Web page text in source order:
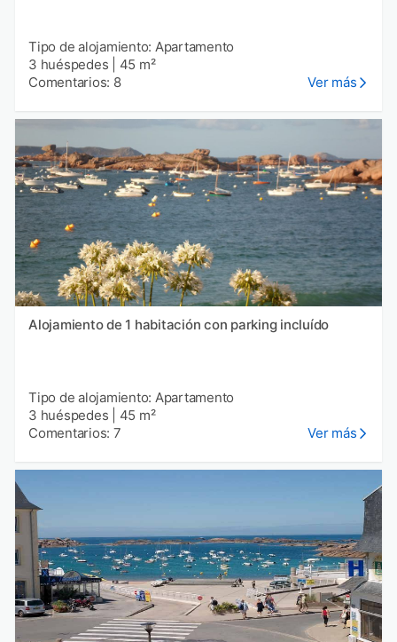
Tipo de alojamiento: Apartamento
3 huéspedes
45 m²
Comentarios: 8
Ver más
Alojamiento de 1 habitación con parking incluído
Tipo de alojamiento: Apartamento
3 huéspedes
45 m²
Comentarios: 7
Ver más